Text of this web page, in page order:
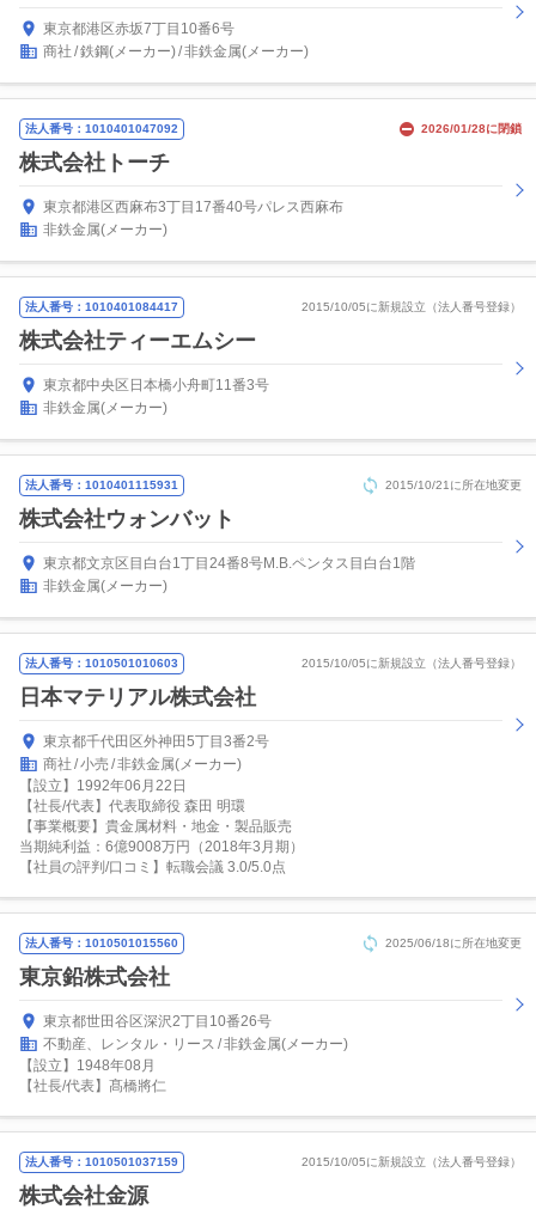
東京都港区赤坂7丁目10番6号
商社 鉄鋼(メーカー) 非鉄金属(メーカー)
法人番号：1010401047092 2026/01/28に閉鎖
株式会社トーチ
東京都港区西麻布3丁目17番40号パレス西麻布
非鉄金属(メーカー)
法人番号：1010401084417 2015/10/05に新規設立（法人番号登録）
株式会社ティーエムシー
東京都中央区日本橋小舟町11番3号
非鉄金属(メーカー)
法人番号：1010401115931 2015/10/21に所在地変更
株式会社ウォンバット
東京都文京区目白台1丁目24番8号M.B.ペンタス目白台1階
非鉄金属(メーカー)
法人番号：1010501010603 2015/10/05に新規設立（法人番号登録）
日本マテリアル株式会社
東京都千代田区外神田5丁目3番2号
商社 小売 非鉄金属(メーカー)
【設立】1992年06月22日
【社長/代表】代表取締役 森田 明環
【事業概要】貴金属材料・地金・製品販売
当期純利益：6億9008万円（2018年3月期）
【社員の評判/口コミ】転職会議 3.0/5.0点
法人番号：1010501015560 2025/06/18に所在地変更
東京鉛株式会社
東京都世田谷区深沢2丁目10番26号
不動産、レンタル・リース 非鉄金属(メーカー)
【設立】1948年08月
【社長/代表】髙橋將仁
法人番号：1010501037159 2015/10/05に新規設立（法人番号登録）
株式会社金源